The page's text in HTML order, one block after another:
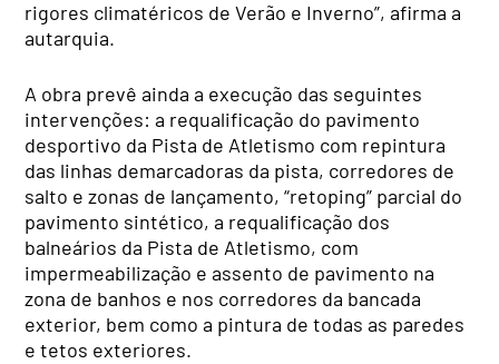
rigores climatéricos de Verão e Inverno”, afirma a
autarquia.
A obra prevê ainda a execução das seguintes
intervenções: a requalificação do pavimento
desportivo da Pista de Atletismo com repintura
das linhas demarcadoras da pista, corredores de
salto e zonas de lançamento, “retoping” parcial do
pavimento sintético, a requalificação dos
balneários da Pista de Atletismo, com
impermeabilização e assento de pavimento na
zona de banhos e nos corredores da bancada
exterior, bem como a pintura de todas as paredes
e tetos exteriores.